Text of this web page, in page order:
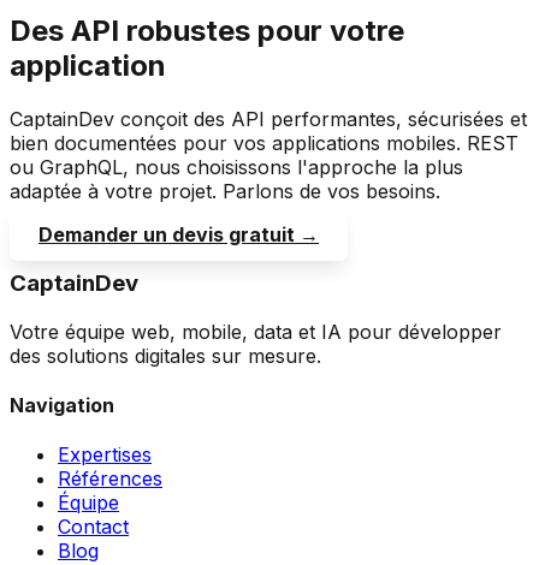
Des API robustes pour votre
application
CaptainDev conçoit des API performantes, sécurisées et
bien documentées pour vos applications mobiles. REST
ou GraphQL, nous choisissons l'approche la plus
adaptée à votre projet. Parlons de vos besoins.
Demander un devis gratuit →
CaptainDev
Votre équipe web, mobile, data et IA pour développer
des solutions digitales sur mesure.
Navigation
Expertises
Références
Équipe
Contact
Blog